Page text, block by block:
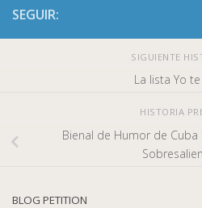
SEGUIR:
SIGUIENTE
La lista Yo
HISTORIA
Bienal de Humor de Cuba
BLOG PETITION